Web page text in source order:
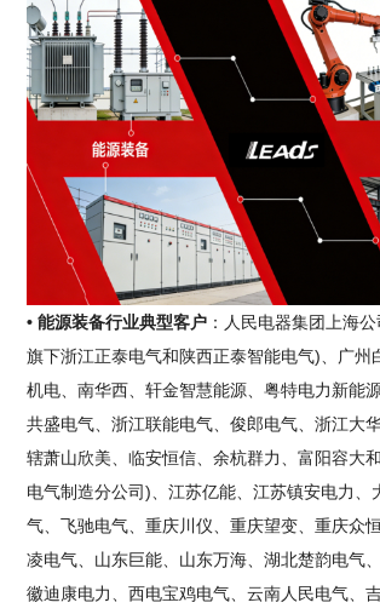
• 能源装备行业典型客户 ：人民电器集团上海
旗下浙江正泰电气和陕西正泰智能电气)、广州
机电、南华西、轩金智慧能源、粤特电力新能
共盛电气、浙江联能电气、俊郎电气、浙江大
辖萧山欣美、临安恒信、余杭群力、富阳容大
电气制造分公司)、江苏亿能、江苏镇安电力、
气、飞驰电气、重庆川仪、重庆望变、重庆众
凌电气、山东巨能、山东万海、湖北楚韵电气
徽迪康电力、西电宝鸡电气、云南人民电气、吉